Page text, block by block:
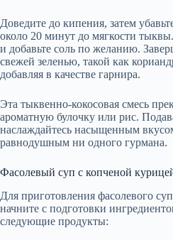
Доведите до кипения, затем
около 20 минут до мягкости
и добавьте соль по желанию.
свежей зеленью, такой как
добавляя в качестве гарнира.
Эта тыквенно-кокосовая смесь
ароматную булочку или рис.
наслаждайтесь насыщенным
равнодушным ни одного гурмана.
Фасолевый суп с копченой
Для приготовления фасолевого
начните с подготовки
следующие продукты: